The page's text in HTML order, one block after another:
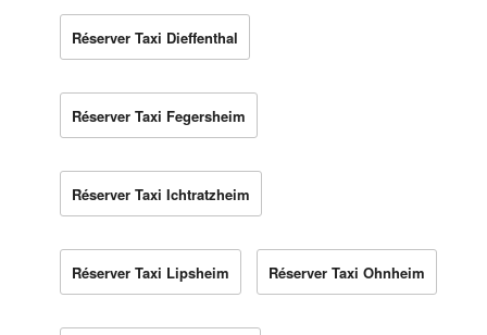
Réserver Taxi Dieffenthal
Réserver Taxi Fegersheim
Réserver Taxi Ichtratzheim
Réserver Taxi Lipsheim Réserver Taxi Ohnheim